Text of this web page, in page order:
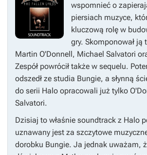
wspomnieć o
piersiach muzyce,
kluczową rolę w
gry. Skomponował ją
Martin O'Donnell, Michael Salvatori
Zespół powrócił także w sequelu.
odszedł ze studia Bungie, a słynną
do serii Halo opracowali już tylko
Salvatori.
Dzisiaj to właśnie soundtrack z Halo
uznawany jest za szczytowe
dorobku Bungie. Ja jednak uważam,